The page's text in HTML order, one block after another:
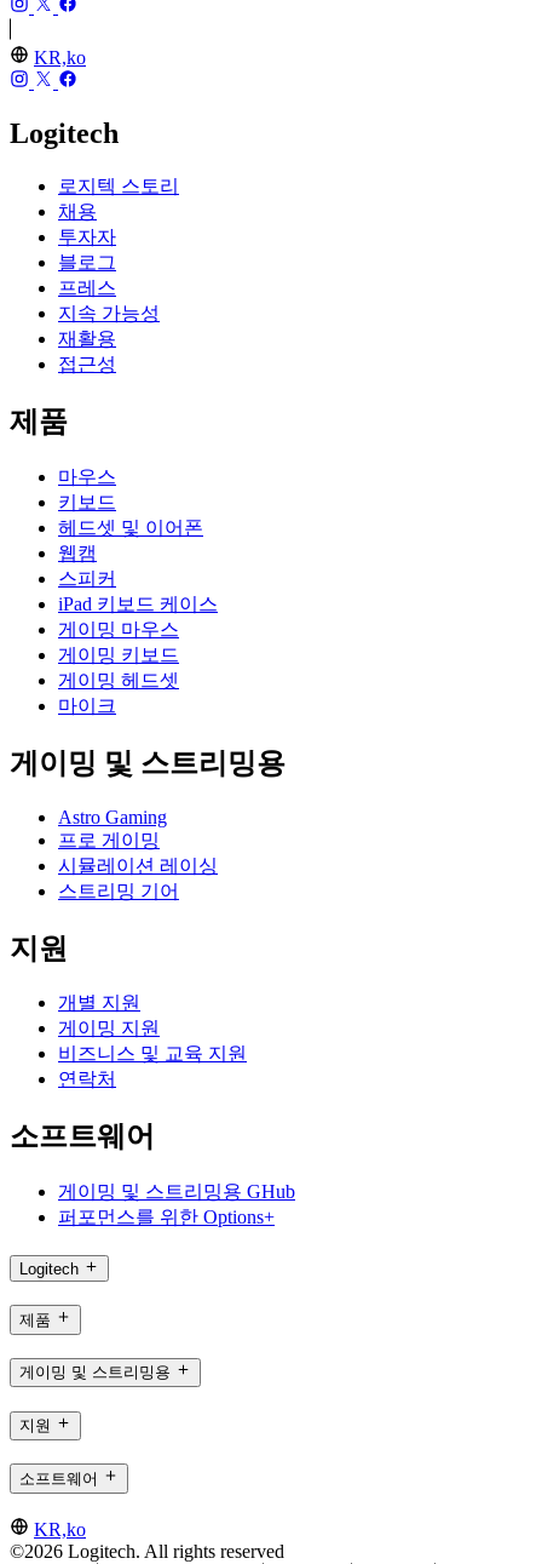
KR,ko
Logitech
로지텍 스토리
채용
투자자
블로그
프레스
지속 가능성
재활용
접근성
제품
마우스
키보드
헤드셋 및 이어폰
웹캠
스피커
iPad 키보드 케이스
게이밍 마우스
게이밍 키보드
게이밍 헤드셋
마이크
게이밍 및 스트리밍용
Astro Gaming
프로 게이밍
시뮬레이션 레이싱
스트리밍 기어
지원
개별 지원
게이밍 지원
비즈니스 및 교육 지원
연락처
소프트웨어
게이밍 및 스트리밍용 GHub
퍼포먼스를 위한 Options+
Logitech
제품
게이밍 및 스트리밍용
지원
소프트웨어
KR,ko
©2026 Logitech. All rights reserved